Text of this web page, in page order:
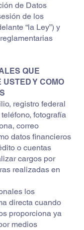
de Datos
de los
“la Ley”) y
QUE
Y COMO
registro federal
fotografía
correo
datos financieros
o cuentas
cargos por
realizadas en
los
directa cuando
proporciona ya
medios